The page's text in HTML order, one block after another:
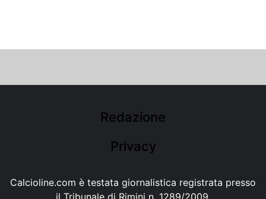
Redazione
Privacy
Calcioline.com è testata giornalistica registrata presso